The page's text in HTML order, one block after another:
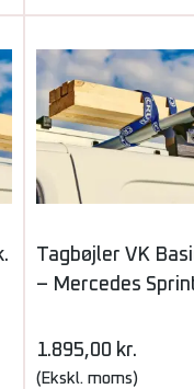
Tagbøjler VK
– Mercedes
1.895,00 kr.
(Ekskl. moms)